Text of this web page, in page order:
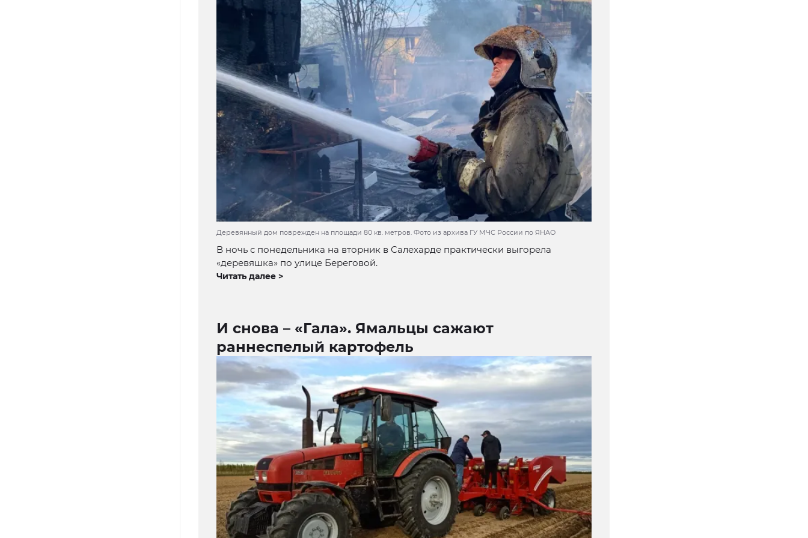
Деревянный дом поврежден на площади 80 кв. метров. Фото из архива ГУ МЧС России по ЯНАО
В ночь с понедельника на вторник в Салехарде практически выгорела
«деревяшка» по улице Береговой.
Читать далее >
И снова – «Гала». Ямальцы сажают
раннеспелый картофель